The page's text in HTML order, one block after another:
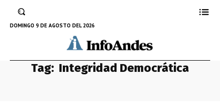
DOMINGO 9 DE AGOSTO DEL 2026
Tag: Integridad Democrática